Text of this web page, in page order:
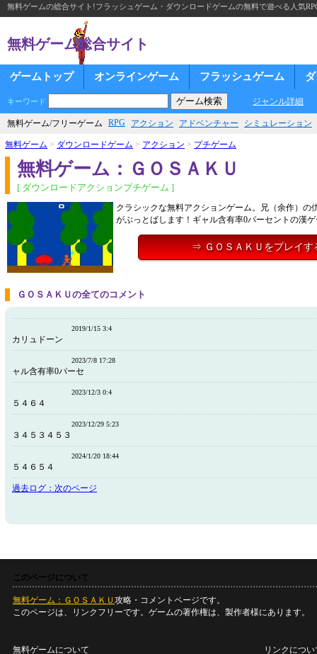
無料ゲームの総合サイト!フラッシュゲーム・ダウンロードゲームの無料で遊べる人気
無料ゲーム総合サイト
ゲームトップ オンラインゲーム フラッシュゲーム
キーワード ジャンル詳細
無料ゲーム/フリーゲーム RPG アクション アドベンチャー シミュレーション
無料ゲーム > ダウンロードゲーム > アクション > プチゲーム
無料ゲーム：ＧＯＳＡＫＵ
[ ダウンロードアクションプチゲーム ]
クラシックな無料アクションゲーム。兄（余作）の
がぶっとばします！ギャル含有率0パーセントの漢
⇒ ＧＯＳＡＫＵをプレイす
ＧＯＳＡＫＵの全てのコメント
2019/1/15 3:4
カリュドーン
2023/7/8 17:28
ャル含有率0パーセ
2023/12/3 0:4
５４６４
2023/12/29 5:23
３４５３４５３
2024/1/20 18:44
５４６５４
過去ログ：次のページ
このページについて
無料ゲーム：ＧＯＳＡＫＵ 攻略・コメントページです。
このページは、リンクフリーです。ゲームの著作権は、製作者様にあります。
無料ゲームについて リンクについ